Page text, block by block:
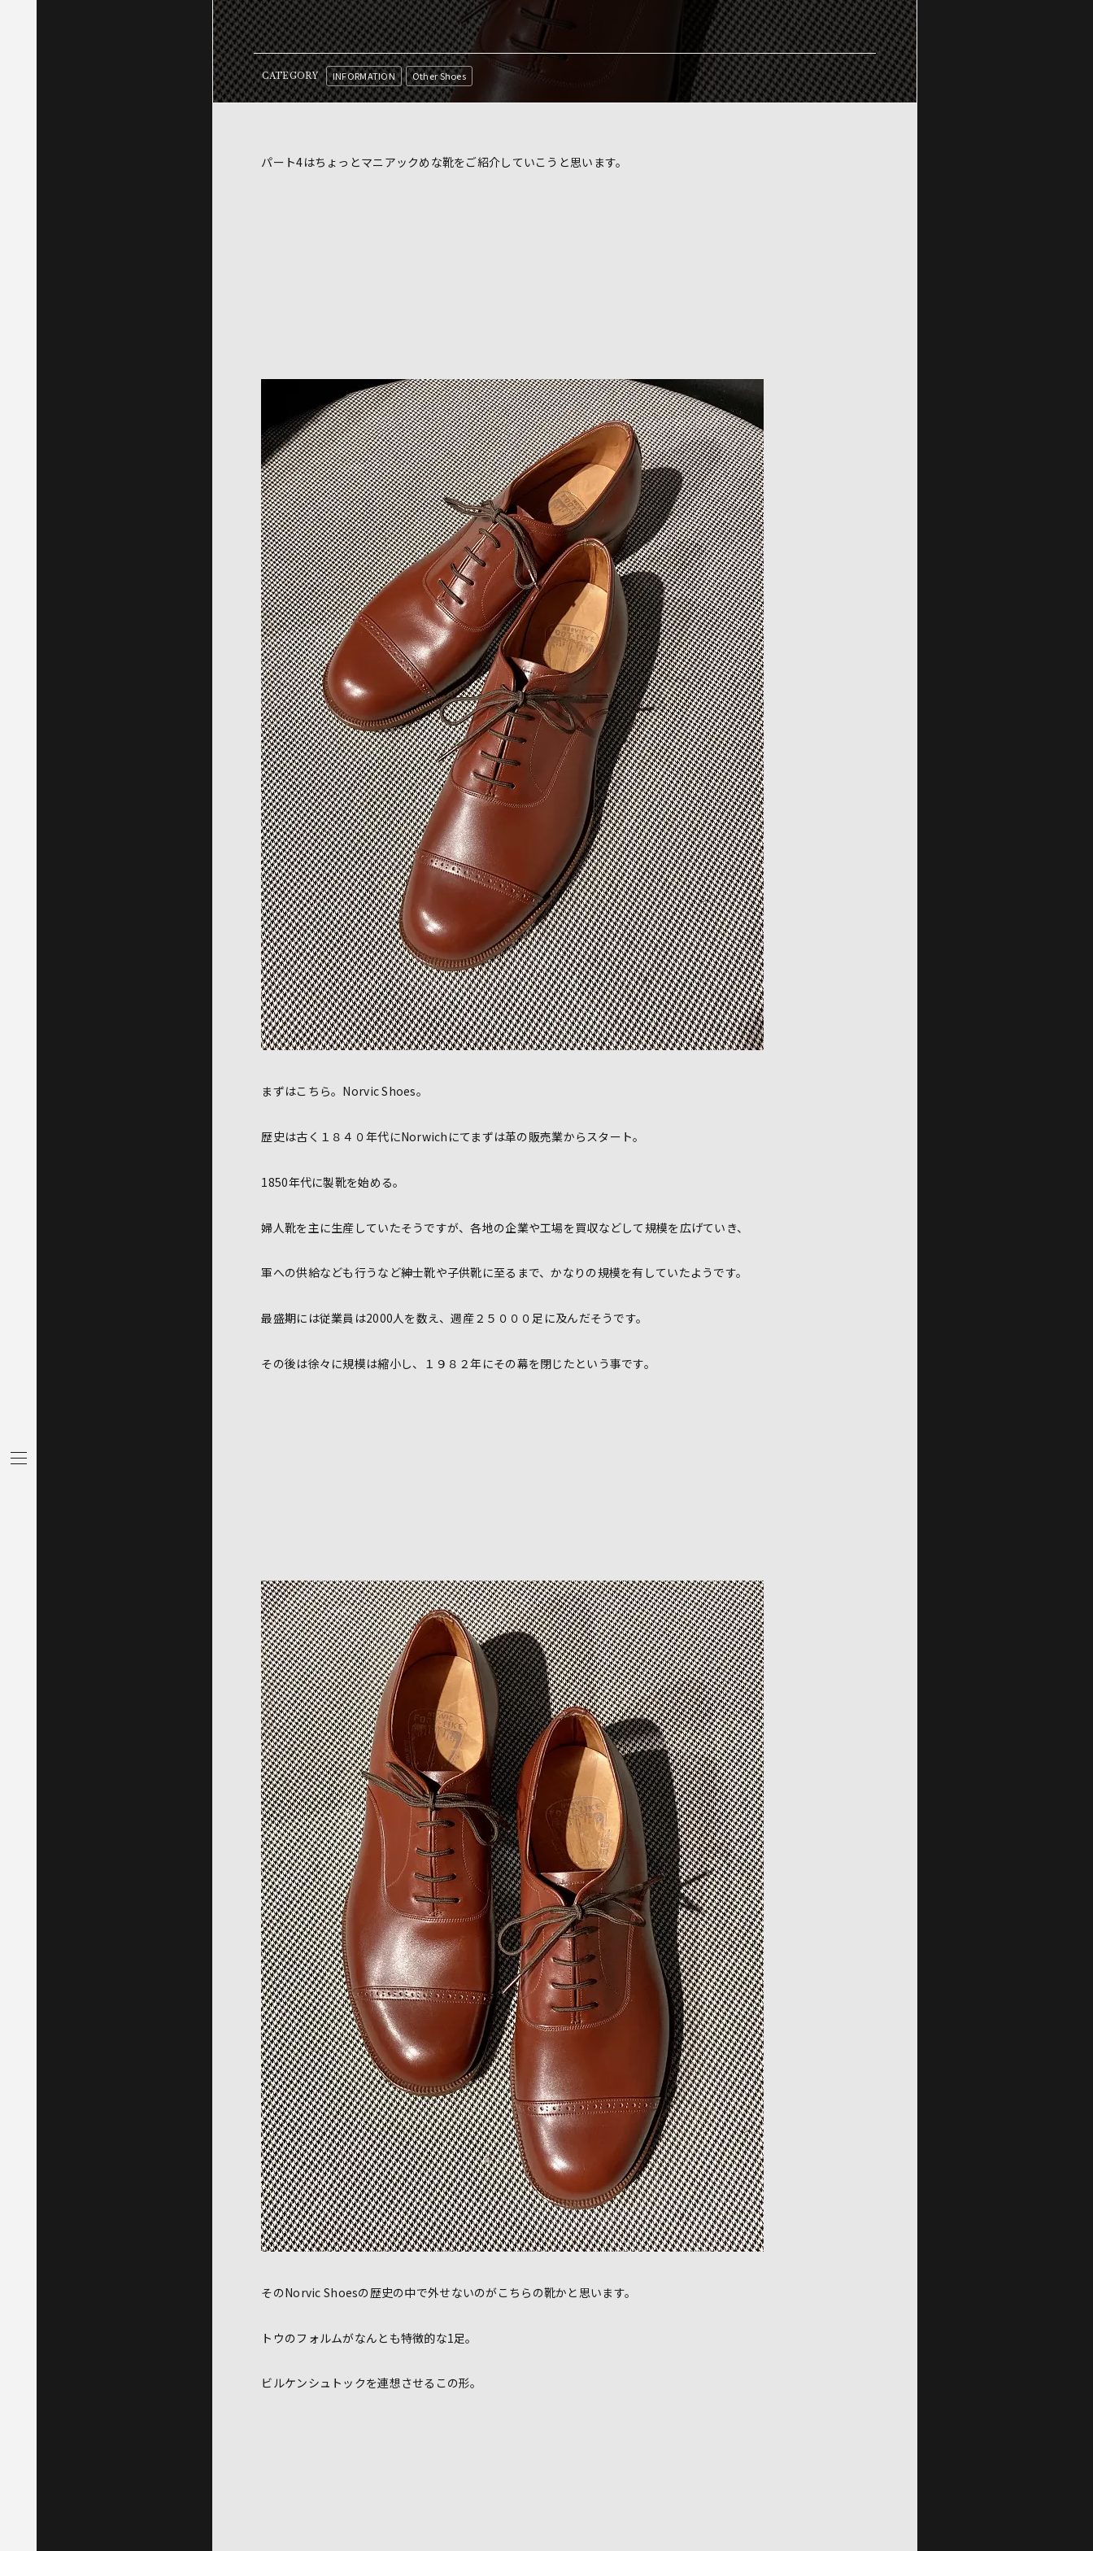
CATEGORY INFORMATION Other Shoes
パート4はちょっとマニアックめな靴をご紹介していこうと思います。
まずはこちら。Norvic Shoes。
歴史は古く１８４０年代にNorwichにてまずは革の販売業からスタート。
1850年代に製靴を始める。
婦人靴を主に生産していたそうですが、各地の企業や工場を買収などして規模を広げていき、
軍への供給なども行うなど紳士靴や子供靴に至るまで、かなりの規模を有していたようです。
最盛期には従業員は2000人を数え、週産２５０００足に及んだそうです。
その後は徐々に規模は縮小し、１９８２年にその幕を閉じたという事です。
そのNorvic Shoesの歴史の中で外せないのがこちらの靴かと思います。
トウのフォルムがなんとも特徴的な1足。
ビルケンシュトックを連想させるこの形。